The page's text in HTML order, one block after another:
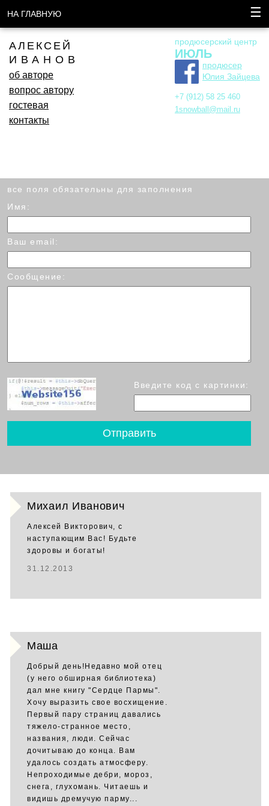
НА ГЛАВНУЮ ☰
АЛЕКСЕЙ
ИВАНОВ
об авторе
вопрос автору
гостевая
контакты
продюсерский центр
ИЮЛЬ
продюсер
Юлия Зайцева
+7 (912) 58 25 460
1snowball@mail.ru
все поля обязательны для заполнения
Имя:
Ваш email:
Сообщение:
Введите код с картинки:
Михаил Иванович
Алексей Викторович, с
наступающим Вас! Будьте
здоровы и богаты!
31.12.2013
Маша
Добрый день!Недавно мой отец
(у него обширная библиотека)
дал мне книгу "Сердце Пармы".
Хочу выразить свое восхищение.
Первый пару страниц давались
тяжело-странное место,
названия, люди. Сейчас
дочитываю до конца. Вам
удалось создать атмосферу.
Непроходимые дебри, мороз,
снега, глухомань. Читаешь и
видишь дремучую парму...